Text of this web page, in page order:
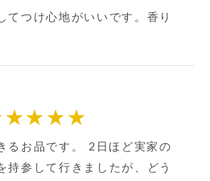
てつけ心地がいいです。香り
るお品です。 2日ほど実家の
持参して行きましたが、どう